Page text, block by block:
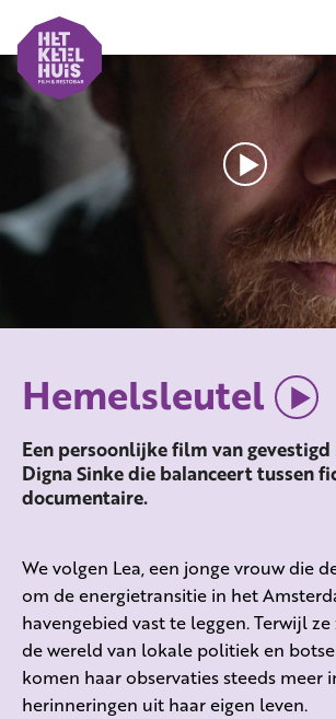
Hemelsleutel
Een persoonlijke film van gevestigd
Digna Sinke die balanceert tussen
documentaire.
We volgen Lea, een jonge vrouw die
om de energietransitie in het
havengebied vast te leggen. Terwijl
de wereld van lokale politiek en
komen haar observaties steeds meer
herinneringen uit haar eigen leven.